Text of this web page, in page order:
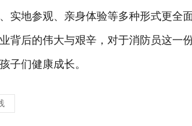
地参观、亲身体验等多种形式更全
背后的伟大与艰辛，对于消防员这一
子们健康成长。